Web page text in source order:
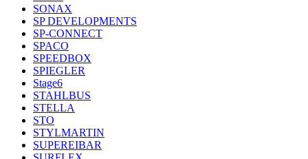
SONAX
SP DEVELOPMENTS
SP-CONNECT
SPACO
SPEEDBOX
SPIEGLER
Stage6
STAHLBUS
STELLA
STO
STYLMARTIN
SUPEREIBAR